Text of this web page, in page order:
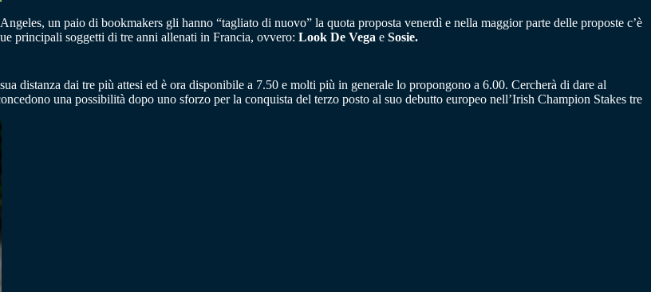
un paio di bookmakers gli hanno “tagliato di nuovo” la quota proposta venerdì e nella maggior parte delle proposte c’è
principali soggetti di tre anni allenati in Francia, ovvero: Look De Vega e Sosie.
distanza dai tre più attesi ed è ora disponibile a 7.50 e molti più in generale lo propongono a 6.00. Cercherà di dare al
una possibilità dopo uno sforzo per la conquista del terzo posto al suo debutto europeo nell’Irish Champion Stakes tre